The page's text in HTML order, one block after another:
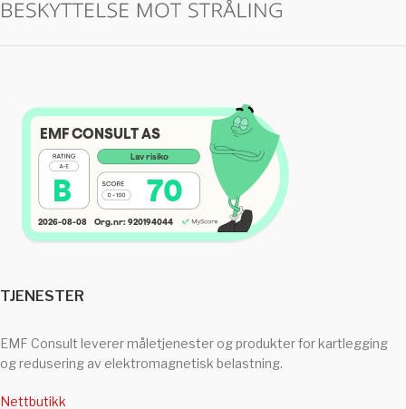
TJENESTER
EMF Consult leverer måletjenester og produkter for kartlegging
og redusering av elektromagnetisk belastning.
Nettbutikk